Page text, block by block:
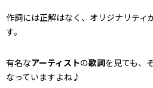
作詞には正解はなく、オリジナリティ
す。
有名なアーティストの歌詞を見ても、
なっていますよね♪